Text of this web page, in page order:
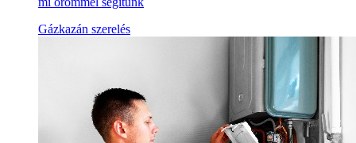
Gázkazán szerelés